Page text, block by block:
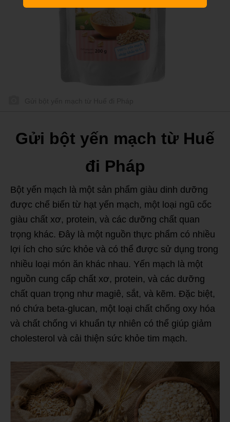
Gửi bột yến mạch từ Huế
đi Pháp
Bột yến mạch là một sản phẩm giàu dinh dưỡng
được chế biến từ hạt yến mạch, một loại ngũ cốc
giàu chất xơ, protein, và các dưỡng chất quan
trọng khác. Đây là một nguồn thực phẩm có nhiều
lợi ích cho sức khỏe và có thể được sử dụng trong
nhiều loại món ăn khác nhau. Yến mạch là một
nguồn cung cấp chất xơ, protein, và các dưỡng
chất quan trọng như magiê, sắt, và kẽm. Đặc biệt,
nó chứa beta-glucan, một loại chất chống oxy hóa
và chất chống vi khuẩn tự nhiên có thể giúp giảm
cholesterol và cải thiện sức khỏe tim mạch.